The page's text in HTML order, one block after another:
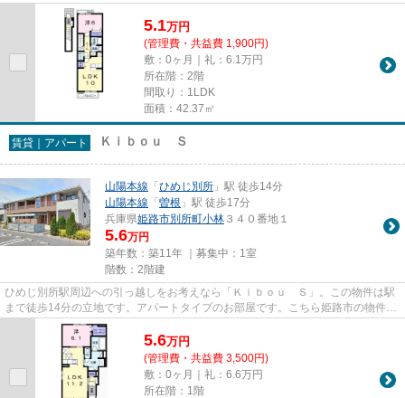
考えの方は、当社にお問い合...
5.1万円
(管理費・共益費 1,900円)
敷：0ヶ月｜礼：6.1万円
所在階：2階
間取り：1LDK
面積：42.37㎡
賃貸｜アパート Ｋｉｂｏｕ Ｓ
山陽本線 「ひめじ別所 」駅 徒歩14分
山陽本線 「曽根 」駅 徒歩17分
兵庫県姫路市別所町小林 ３４０番地１
5.6万円
築年数：築11年 ｜募集中： 1室
階数：2階建
ひめじ別所駅周辺への引っ越しをお考えなら「Ｋｉｂｏｕ Ｓ」。この物件は駅
まで徒歩14分の立地です。アパートタイプのお部屋です。こちら姫路市の物件で
気になるものが見つかれば、...
5.6万円
(管理費・共益費 3,500円)
敷：0ヶ月｜礼：6.6万円
所在階：1階